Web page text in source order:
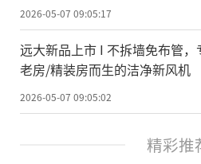
2026-05-07 09:05:17
远大新品上市 I 不拆墙免布管，
老房/精装房而生的洁净新风机
2026-05-07 09:05:02
精彩推